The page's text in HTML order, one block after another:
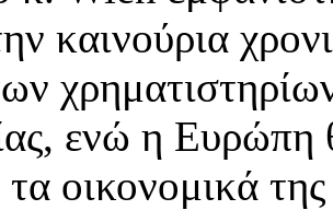
καινούρια
ενώ η Ευρώπη
τα οικονομικά